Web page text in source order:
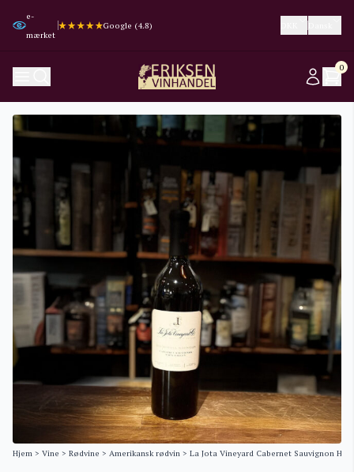
e-
mærket
Trustpilot (4.3)
Google (4.8)
Trustpilot (4.3)
Google (4.8)
0
Hjem > Vine > Rødvine > Amerikansk rødvin > La Jota Vineyard Cabernet Sauvignon